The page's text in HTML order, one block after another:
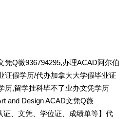
凭Q微936794295,办理ACAD阿尔伯
证假学历/代办加拿大大学假毕业证
历,留学挂科毕不了业办文凭学历
and Design ACAD文凭Q薇
证、文凭、学位证、成绩单等】代